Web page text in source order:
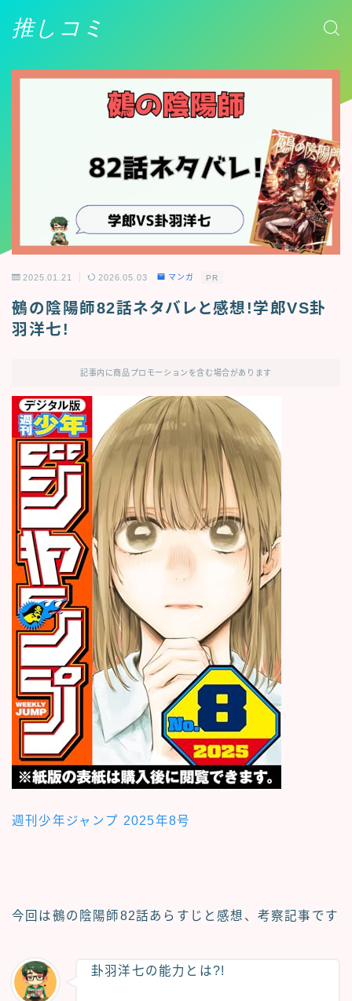
推しコミ
2025.01.21 2026.05.03 マンガ PR
鵺の陰陽師82話ネタバレと感想!学郎VS卦
羽洋七!
記事内に商品プロモーションを含む場合があります
週刊少年ジャンプ 2025年8号
今回は鵺の陰陽師82話あらすじと感想、考察記事 です
卦羽洋七の能力とは?!